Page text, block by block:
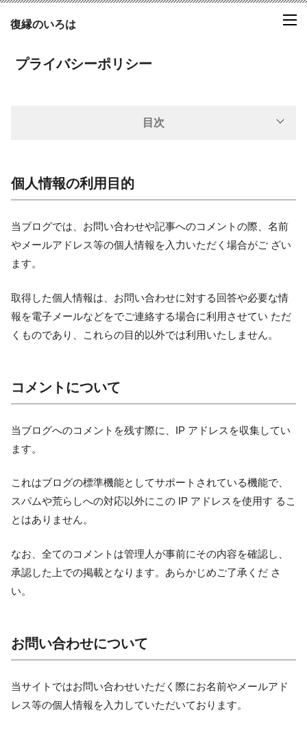
復縁のいろは
プライバシーポリシー
目次
個人情報の利用目的
当ブログでは、お問い合わせや記事へのコメントの際、名前
やメールアドレス等の個人情報を入力いただく場合がご ざい
ます。
取得した個人情報は、お問い合わせに対する回答や必要な情
報を電子メールなどをでご連絡する場合に利用させてい ただ
くものであり、これらの目的以外では利用いたしません。
コメントについて
当ブログへのコメントを残す際に、IP アドレスを収集してい
ます。
これはブログの標準機能としてサポートされている機能で、
スパムや荒らしへの対応以外にこの IP アドレスを使用す るこ
とはありません。
なお、全てのコメントは管理人が事前にその内容を確認し、
承認した上での掲載となります。あらかじめご了承くだ さ
い。
お問い合わせについて
当サイトではお問い合わせいただく際にお名前やメールアド
レス等の個人情報を入力していただいております。